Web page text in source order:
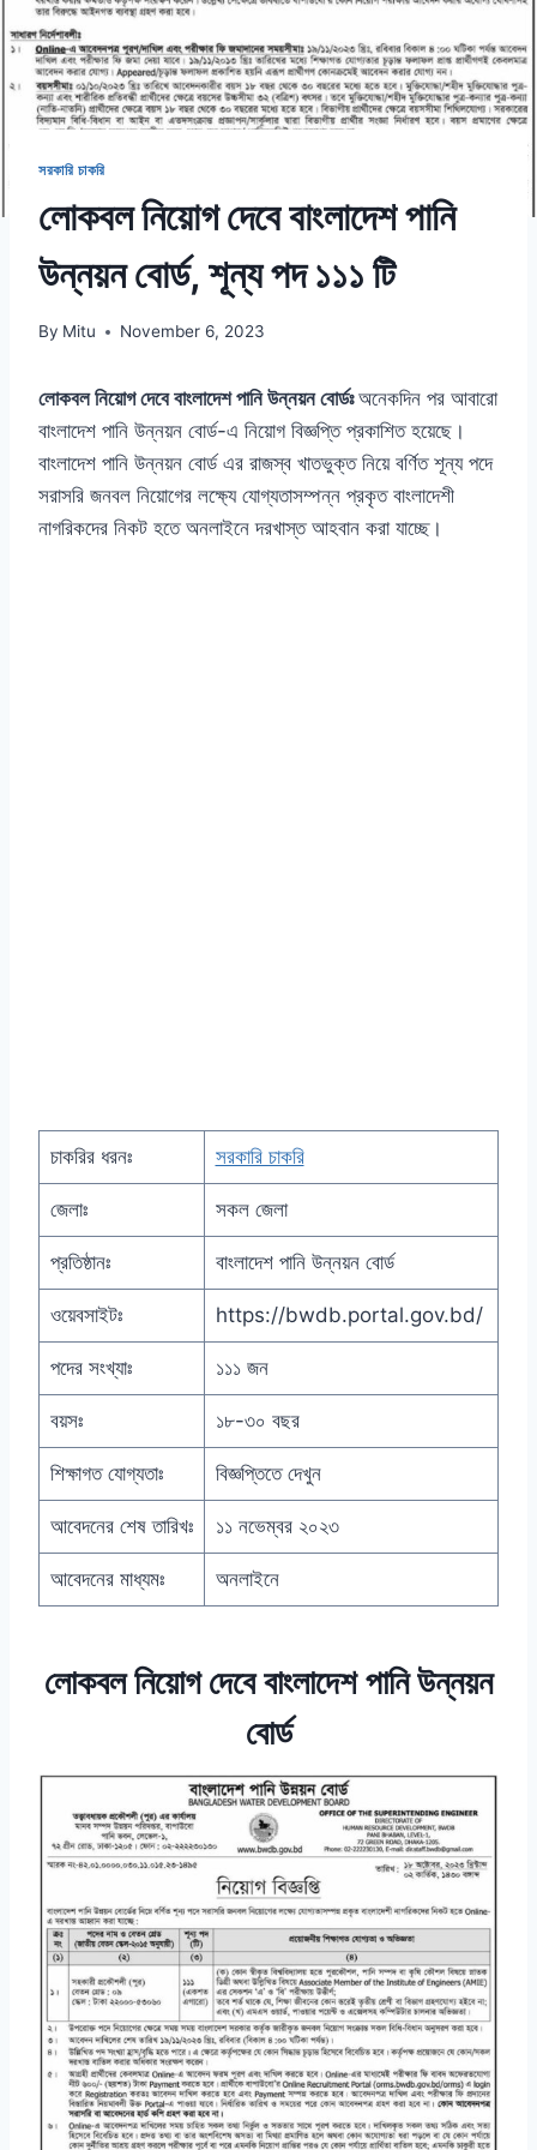
সরকারি চাকরি
লোকবল নিয়োগ দেবে বাংলাদেশ পানি
উন্নয়ন বোর্ড, শূন্য পদ ১১১ টি
By Mitu November 6, 2023
লোকবল নিয়োগ দেবে বাংলাদেশ পানি উন্নয়ন বোর্ডঃঅনেকদিন পর আবারো
বাংলাদেশ পানি উন্নয়ন বোর্ড-এ নিয়োগ বিজ্ঞপ্তি প্রকাশিত হয়েছে।
বাংলাদেশ পানি উন্নয়ন বোর্ড এর রাজস্ব খাতভুক্ত নিয়ে বর্ণিত শূন্য পদে
সরাসরি জনবল নিয়োগের লক্ষ্যে যোগ্যতাসম্পন্ন প্রকৃত বাংলাদেশী
নাগরিকদের নিকট হতে অনলাইনে দরখাস্ত আহবান করা যাচ্ছে।
চাকরির ধরনঃ সরকারি চাকরি
জেলাঃ সকল জেলা
প্রতিষ্ঠানঃ বাংলাদেশ পানি উন্নয়ন বোর্ড
ওয়েবসাইটঃ https://bwdb.portal.gov.bd/
পদের সংখ্যাঃ ১১১ জন
বয়সঃ ১৮-৩০ বছর
শিক্ষাগত যোগ্যতাঃ বিজ্ঞপ্তিতে দেখুন
আবেদনের শেষ তারিখঃ ১১ নভেম্বর ২০২৩
আবেদনের মাধ্যমঃ অনলাইনে
লোকবল নিয়োগ দেবে বাংলাদেশ পানি উন্নয়ন
বোর্ড